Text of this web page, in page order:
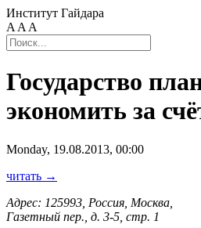
Институт Гайдара
A A A
Государство
экономить за
Monday, 19.08.2013, 00:00
читать →
Адрес: 125993, Россия, Москва,
Газетный пер., д. 3-5, стр. 1